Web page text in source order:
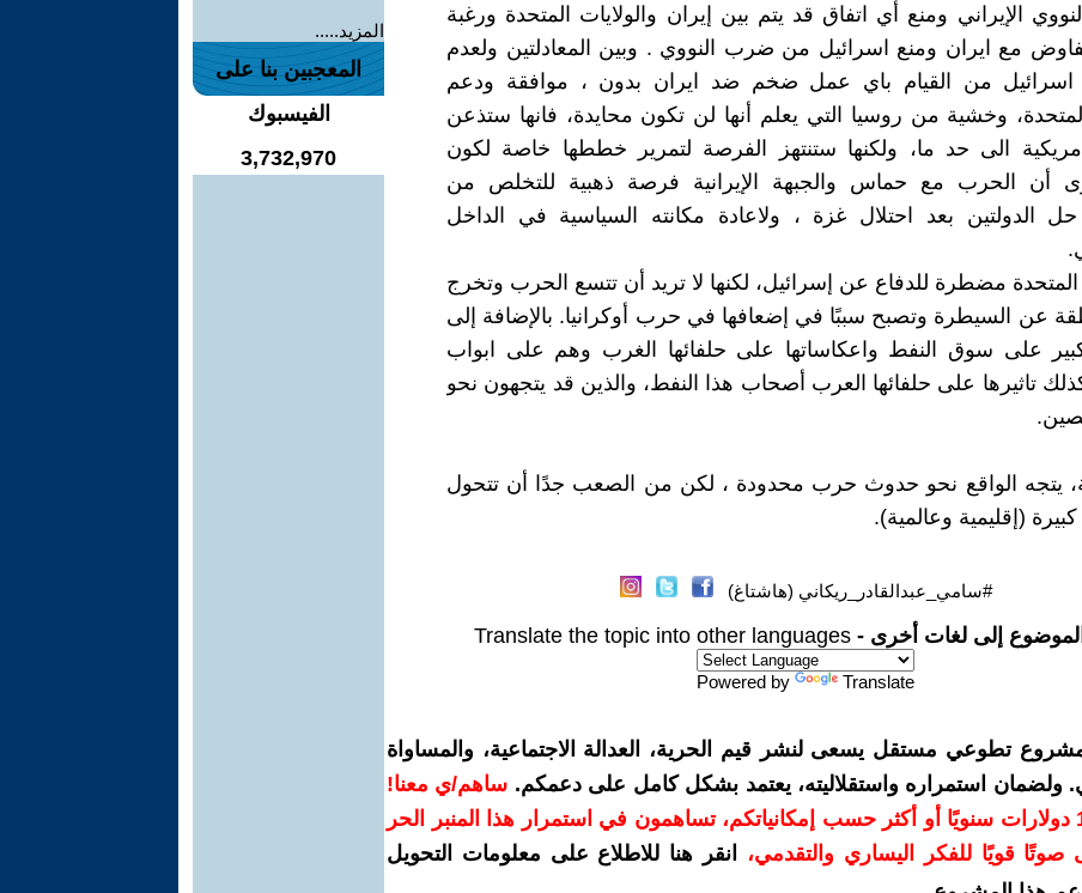
النووي الإيراني ومنع أي اتفاق قد يتم بين إيران والولايات المتحدة ورغبة
مع ايران ومنع اسرائيل من ضرب النووي . وبين المعادلتين ولعدم
اسرائيل من القيام باي عمل ضخم ضد ايران بدون ، موافقة ودعم
المتحدة، وخشية من روسيا التي يعلم أنها لن تكون محايدة، فانها ستذعن
الى حد ما، ولكنها ستنتهز الفرصة لتمرير خططها خاصة لكون
يرى أن الحرب مع حماس والجبهة الإيرانية فرصة ذهبية للتخلص من
حل الدولتين بعد احتلال غزة ، ولاعادة مكانته السياسية في الداخل
المتحدة مضطرة للدفاع عن إسرائيل، لكنها لا تريد أن تتسع الحرب وتخرج
عن السيطرة وتصبح سببًا في إضعافها في حرب أوكرانيا. بالإضافة إلى
على سوق النفط واعكاساتها على حلفائها الغرب وهم على ابواب
تاثيرها على حلفائها العرب أصحاب هذا النفط، والذين قد يتجهون نحو
يتجه الواقع نحو حدوث حرب محدودة ، لكن من الصعب جدًا أن تتحول
(إقليمية وعالمية).
#سامي_عبدالقادر_ريكاني (هاشتاغ)
إلى لغات أخرى - Translate the topic into other languages
Powered by Translate
مشروع تطوعي مستقل يسعى لنشر قيم الحرية، العدالة الاجتماعية، والمساواة
ولضمان استمراره واستقلاليته، يعتمد بشكل كامل على دعمكم. ساهم/ي معنا!
بدعمكم بمبلغ 10 دولارات سنويًا أو أكثر حسب إمكانياتكم، تساهمون في استمرار هذا المنبر الحر
صوتًا قويًا للفكر اليساري والتقدمي،
انقر هنا للاطلاع على معلومات التحويل
المزيد.....
المعجبين بنا على
الفيسبوك
3,732,970